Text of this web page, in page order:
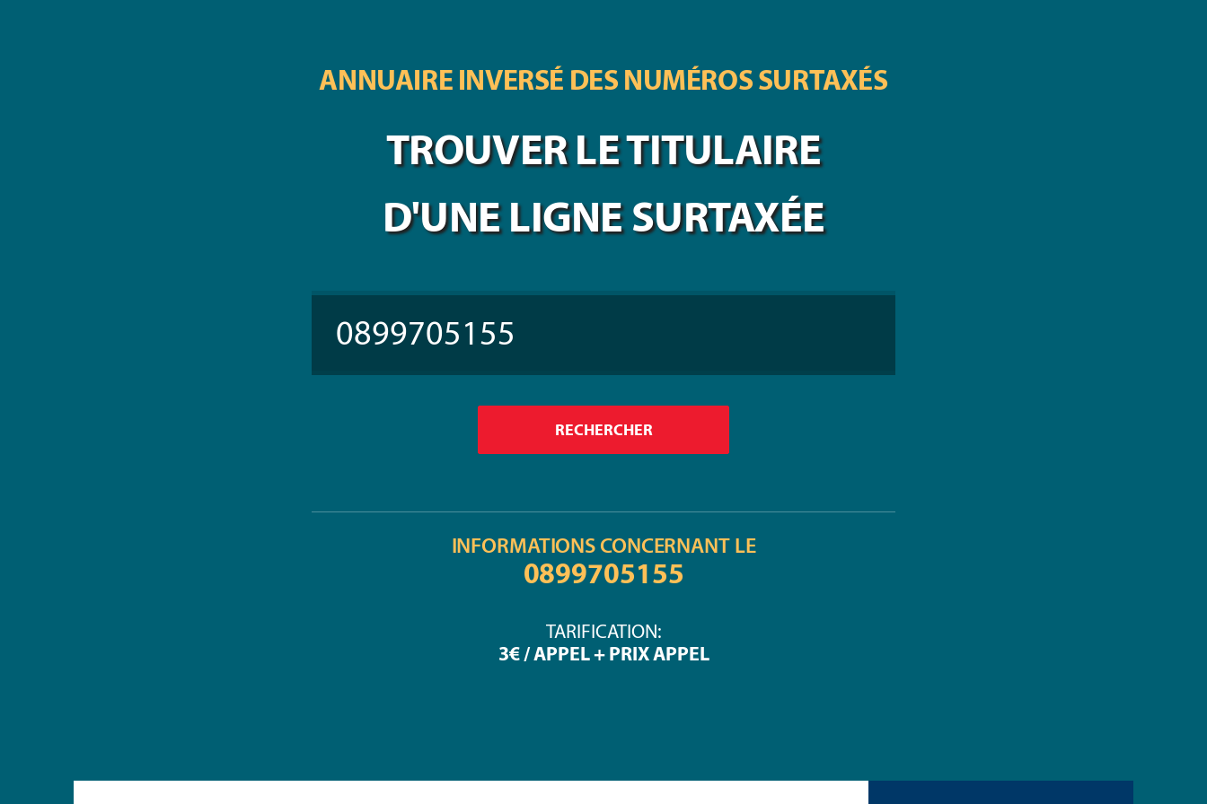
ANNUAIRE INVERSÉ DES NUMÉROS SURTAXÉS
TROUVER LE TITULAIRE
D'UNE LIGNE SURTAXÉE
INFORMATIONS CONCERNANT LE
0899705155
TARIFICATION:
3€ / APPEL + PRIX APPEL